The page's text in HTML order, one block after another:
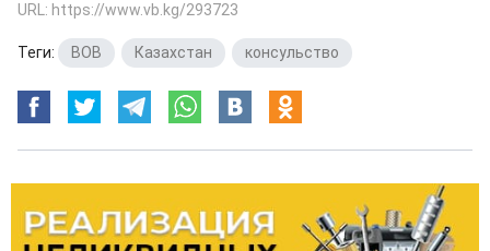
URL: https://www.vb.kg/293723
Теги: ВОВ Казахстан консульство